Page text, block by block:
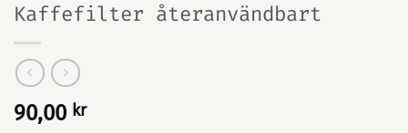
Kaffefilter återanvändbart
90,00 kr